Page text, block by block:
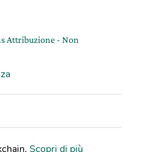
Attribuzione - Non
. Scopri di più